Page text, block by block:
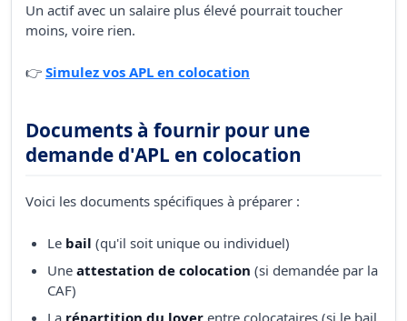
Un actif avec un salaire plus élevé pourrait toucher
moins, voire rien.
👉 Simulez vos APL en colocation
Documents à fournir pour une
demande d'APL en colocation
Voici les documents spécifiques à préparer :
Le bail (qu'il soit unique ou individuel)
Une attestation de colocation (si demandée par la
CAF)